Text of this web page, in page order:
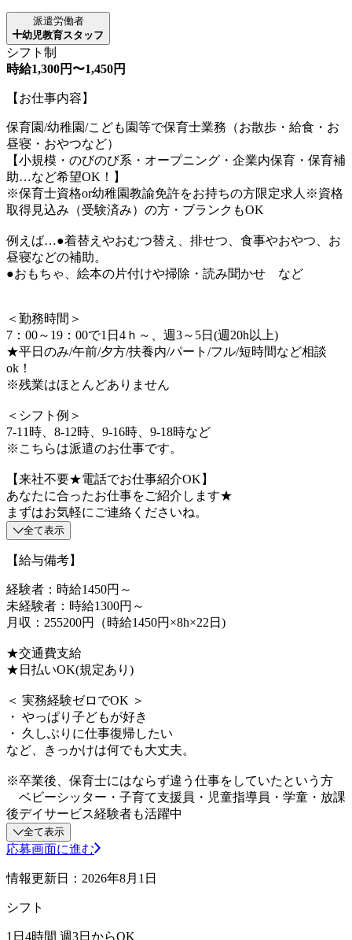
派遣労働者
幼児教育スタッフ
シフト制
時給1,300円〜1,450円
【お仕事内容】
保育園/幼稚園/こども園等で保育士業務（お散歩・給食・お
昼寝・おやつなど）
【小規模・のびのび系・オープニング・企業内保育・保育補
助…など希望OK！】
※保育士資格or幼稚園教諭免許をお持ちの方限定求人※資格
取得見込み（受験済み）の方・ブランクもOK
例えば…●着替えやおむつ替え、排せつ、食事やおやつ、お
昼寝などの補助。
●おもちゃ、絵本の片付けや掃除・読み聞かせ など
＜勤務時間＞
7：00～19：00で1日4ｈ～、週3～5日(週20h以上)
★平日のみ/午前/夕方/扶養内/パート/フル/短時間など相談
ok！
※残業はほとんどありません
＜シフト例＞
7-11時、8-12時、9-16時、9-18時など
※こちらは派遣のお仕事です。
【来社不要★電話でお仕事紹介OK】
あなたに合ったお仕事をご紹介します★
まずはお気軽にご連絡くださいね。
全て表示
【給与備考】
経験者：時給1450円～
未経験者：時給1300円～
月収：255200円（時給1450円×8h×22日)
★交通費支給
★日払いOK(規定あり)
＜ 実務経験ゼロでOK ＞
・ やっぱり子どもが好き
・ 久しぶりに仕事復帰したい
など、きっかけは何でも大丈夫。
※卒業後、保育士にはならず違う仕事をしていたという方
ベビーシッター・子育て支援員・児童指導員・学童・放課
後デイサービス経験者も活躍中
全て表示
応募画面に進む
情報更新日：2026年8月1日
シフト
1日4時間 週3日からOK